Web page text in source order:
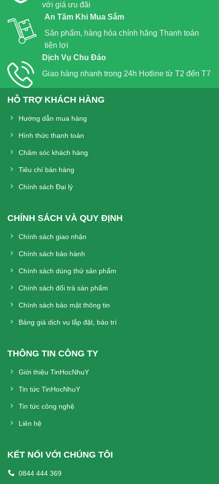
với giá ưu đãi
An Tâm Khi Mua Sắm
Sản phẩm, hàng hóa chính hãng Thanh toán
tiện lợi
Dịch Vụ Chu Đáo
Giao hàng nhanh trong 24h Hotline từ T2 đến T7
HỖ TRỢ KHÁCH HÀNG
Hướng dẫn mua hàng
Hình thức thanh toán
Chăm sóc khách hàng
Tiêu chí bán hàng
Chính sách Đại lý
CHÍNH SÁCH VÀ QUY ĐỊNH
Chính sách giao nhận
Chính sách bảo hành
Chính sách dùng thử sản phẩm
Chính sách đổi trả sản phẩm
Chính sách bảo mật thông tin
Bảng giá dịch vụ lắp đặt, bảo trì
THÔNG TIN CÔNG TY
Giới thiệu TinHocNhuY
Tin tức TinHocNhuY
Tin tức công nghệ
Liên hệ
KẾT NỐI VỚI CHÚNG TÔI
0844 444 369